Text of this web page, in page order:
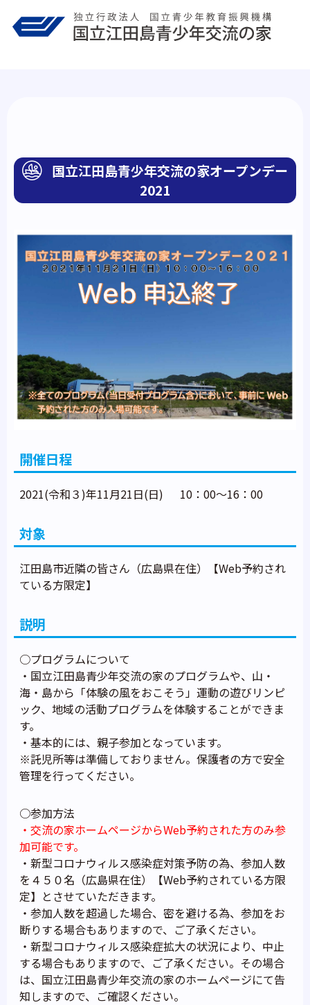
国立江田島青少年交流の家オープンデー
2021
開催日程
2021(令和３)年11月21日(日) 10：00～16：00
対象
江田島市近隣の皆さん（広島県在住）【Web予約され
ている方限定】
説明
○プログラムについて
・国立江田島青少年交流の家のプログラムや、山・
海・島から「体験の風をおこそう」運動の遊びリンピ
ック、地域の活動プログラムを体験することができま
す。
・基本的には、親子参加となっています。
※託児所等は準備しておりません。保護者の方で安全
管理を行ってください。
○参加方法
・交流の家ホームページからWeb予約された方のみ参
加可能です。
・新型コロナウィルス感染症対策予防の為、参加人数
を４５０名（広島県在住）【Web予約されている方限
定】とさせていただきます。
・参加人数を超過した場合、密を避ける為、参加をお
断りする場合もありますので、ご了承ください。
・新型コロナウィルス感染症拡大の状況により、中止
する場合もありますので、ご了承ください。その場合
は、国立江田島青少年交流の家のホームページにて告
知しますので、ご確認ください。